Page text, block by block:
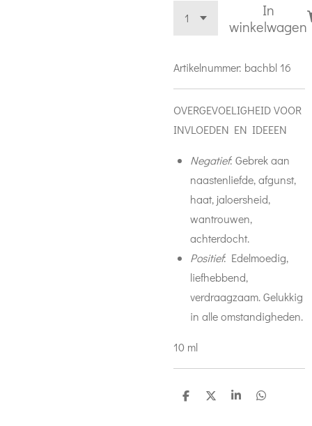
In
winkelwagen
Artikelnummer: bachbl 16
OVERGEVOELIGHEID VOOR
INVLOEDEN EN IDEEEN
Negatief: Gebrek aan
naastenliefde, afgunst,
haat, jaloersheid,
wantrouwen,
achterdocht.
Positief: Edelmoedig,
liefhebbend,
verdraagzaam. Gelukkig
in alle omstandigheden.
10 ml
D
D
S
D